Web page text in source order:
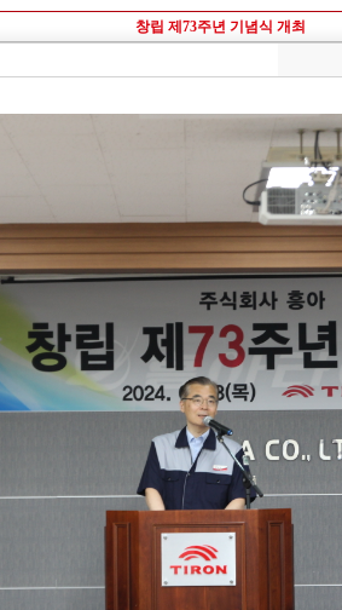
창립 제73주년 기념식 개최